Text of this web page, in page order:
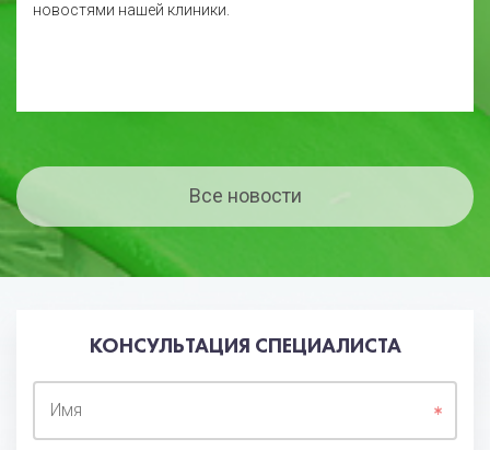
новостями нашей клиники.
Все новости
КОНСУЛЬТАЦИЯ СПЕЦИАЛИСТА
Имя